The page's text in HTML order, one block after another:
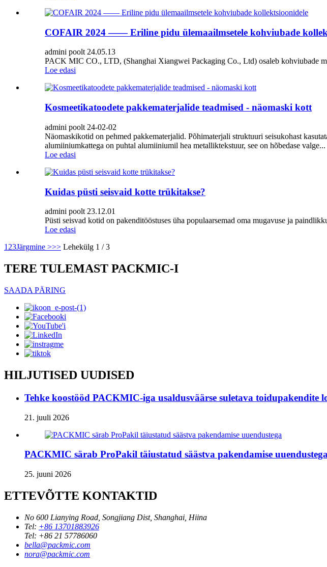
COFAIR 2024 —— Eriline pidu ülemaailmsetele kohviubade
admini poolt 24.05.13
PACK MIC CO., LTD, (Shanghai Xiangwei Packaging Co., Ltd) osaleb kohviubade
Loe edasi
Kosmeetikatoodete pakkematerjalide teadmised - näomaski kott
admini poolt 24-02-02
Näomaskikotid on pehmed pakkematerjalid. Põhimaterjali struktuuri seisukohast
alumiiniumkattega on puhtal alumiiniumil hea metalliktekstuur, see on hõbedase valge...
Loe edasi
Kuidas püsti seisvaid kotte trükitakse?
admini poolt 23.12.01
Püsti seisvad kotid on pakenditööstuses üha populaarsemad oma mugavuse ja
Loe edasi
1 23Järgmine >>> Lehekülg 1 / 3
TERE TULEMAST PACKMIC-I
SAADA PÄRING
HILJUTISED UUDISED
Tehke koostööd PACKMIC-iga usaldusväärse suletava toidupakendite
21. juuli 2026
PACKMIC särab ProPakil täiustatud säästva pakendamise
25. juuni 2026
ETTEVÕTTE KONTAKTID
No 600 Lianying Road, Songjiang Dist, Shanghai, Hiina
Tel: +86 13701883926
Tel: +86 21 57786060
bella@packmic.com
nora@packmic.com